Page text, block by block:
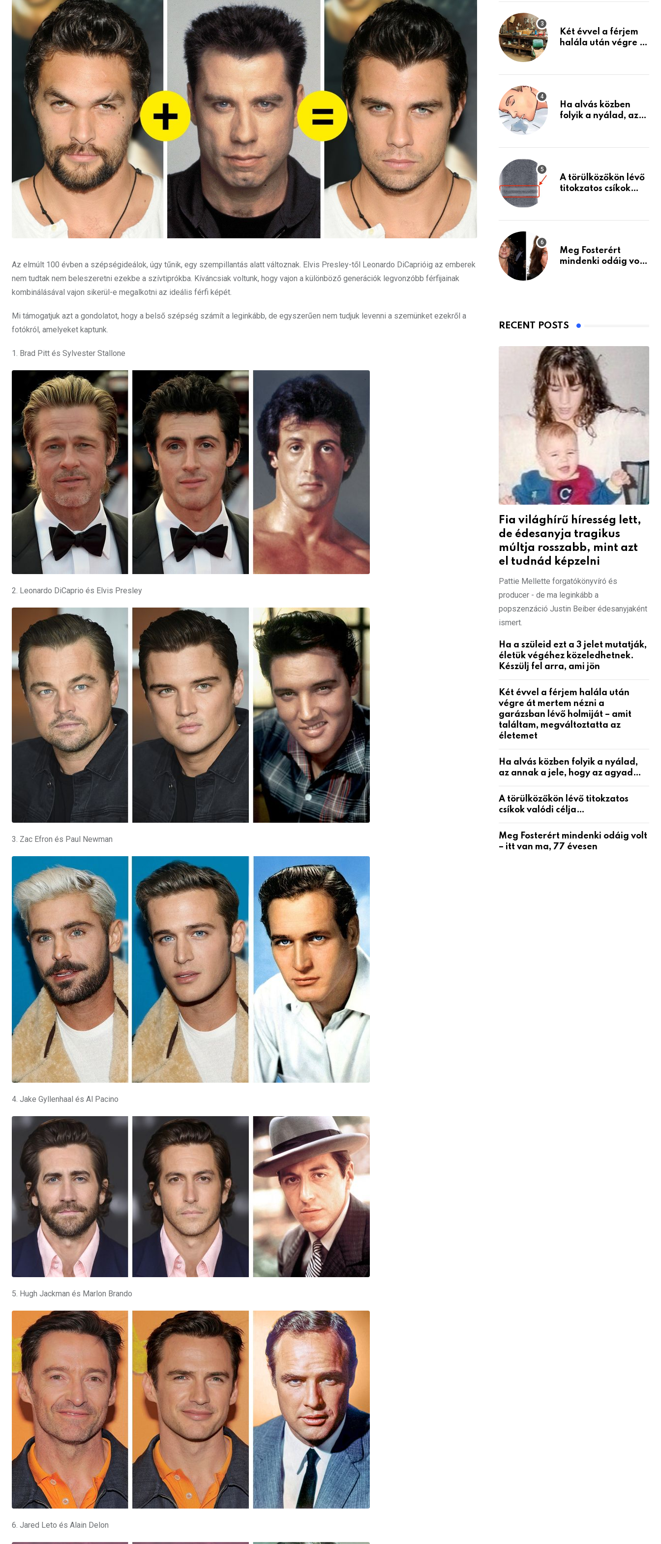
Az elmúlt 100 évben a szépségideálok, úgy tűnik, egy szempillantás alatt változnak. Elvis Presley-től Leonardo DiCaprióig az emberek
nem tudtak nem beleszeretni ezekbe a szívtiprókba. Kíváncsiak voltunk, hogy vajon a különböző generációk legvonzóbb férfijainak
kombinálásával vajon sikerül-e megalkotni az ideális férfi képét.
Mi támogatjuk azt a gondolatot, hogy a belső szépség számít a leginkább, de egyszerűen nem tudjuk levenni a szemünket ezekről a
fotókról, amelyeket kaptunk.
1. Brad Pitt és Sylvester Stallone
2. Leonardo DiCaprio és Elvis Presley
3. Zac Efron és Paul Newman
4. Jake Gyllenhaal és Al Pacino
5. Hugh Jackman és Marlon Brando
6. Jared Leto és Alain Delon
Készülj fel arra, ami
Két évvel a férjem
halála után végre át
holmiját – amit
életemet
Ha alvás közben
folyik a nyálad, az
A törülközőkön lévő
titokzatos csíkok
Meg Fosterért
mindenki odáig volt
RECENT POSTS
Fia világhírű híresség lett,
de édesanyja tragikus
múltja rosszabb, mint azt
el tudnád képzelni
Pattie Mellette forgatókönyvíró és
producer - de ma leginkább a
popszenzáció Justin Beiber édesanyjaként
ismert.
Ha a szüleid ezt a 3 jelet mutatják,
életük végéhez közeledhetnek.
Készülj fel arra, ami jön
Két évvel a férjem halála után
végre át mertem nézni a
garázsban lévő holmiját – amit
találtam, megváltoztatta az
életemet
Ha alvás közben folyik a nyálad,
az annak a jele, hogy az agyad…
A törülközőkön lévő titokzatos
csíkok valódi célja…
Meg Fosterért mindenki odáig volt
– itt van ma, 77 évesen